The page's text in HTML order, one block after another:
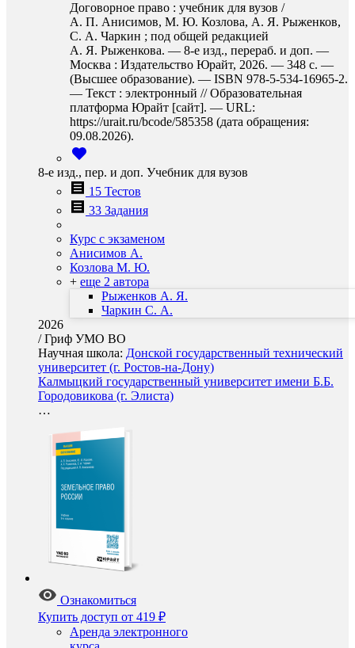
Договорное право : учебник для вузов /
А. П. Анисимов, М. Ю. Козлова, А. Я. Рыженков,
С. А. Чаркин ; под общей редакцией
А. Я. Рыженкова. — 8-е изд., перераб. и доп. —
Москва : Издательство Юрайт, 2026. — 348 с. —
(Высшее образование). — ISBN 978-5-534-16965-2.
— Текст : электронный // Образовательная
платформа Юрайт [сайт]. — URL:
https://urait.ru/bcode/585358 (дата обращения:
09.08.2026).
8-е изд., пер. и доп. Учебник для вузов
15 Тестов
33 Задания
Курс с экзаменом
Анисимов А.
Козлова М. Ю.
+ еще 2 автора
Рыженков А. Я.
Чаркин С. А.
2026
/Гриф УМО ВО
Научная школа: Донской государственный технический
университет (г. Ростов-на-Дону)
Калмыцкий государственный университет имени Б.Б.
Городовикова (г. Элиста)
…
Ознакомиться
Купить доступ от 419 ₽
Аренда электронного